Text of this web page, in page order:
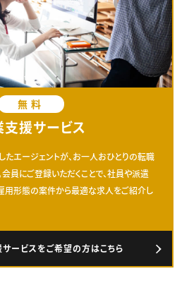
無料
援サービス
たエージェントが、お一人おひとりの転職
員にご登録いただくことで、社員や派遣
用形態の案件から最適な求人をご紹介し
ービスをご希望の方はこちら